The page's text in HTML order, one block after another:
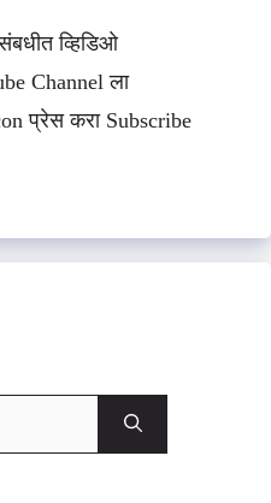
व्हिडिओ
Channel ला
प्रेस करा Subscribe